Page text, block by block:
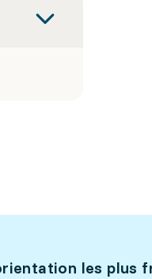
les plus